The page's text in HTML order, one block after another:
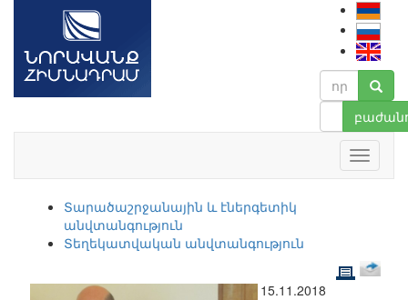
Տարածաշրջանային և էներգետիկ
անվտանգություն
Տեղեկատվական անվտանգություն
15.11.2018